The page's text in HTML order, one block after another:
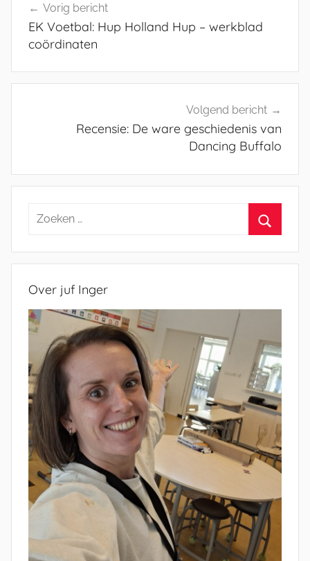
navigatie
Vorig bericht
EK Voetbal: Hup Holland Hup – werkblad
coördinaten
Volgend bericht
Recensie: De ware geschiedenis van
Dancing Buffalo
Zoeken
Over juf Inger